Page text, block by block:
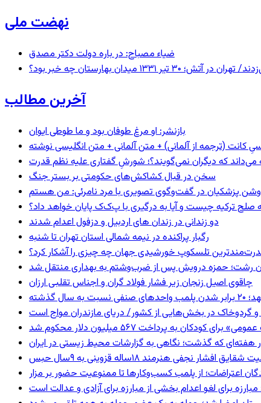
نهضت ملی
ضیاء مصباح: در باره دولت دکتر مصدق
میدان بهارستان چه خبر بود؟
آخرین مطالب
بازنشر: او مرغ طوفان بود و ما طوطی ایوان
(ترجمه از آلمانی) + متن آلمانی + متن انگلیسی نوشته
می‌داند که دیگران نمی‌گویند؟؛ شورشِ گفتاری علیه نظم قدرت
سخن در قبال کشاکش‌های حکومتی بر بستر جنگ
صلح ترکیه چیست و آیا به درگیری با پ‌ک‌ک پایان خواهد داد؟
دو زندانی در زندان های اردبیل و دزفول اعدام شدند
رگبار پراکنده در نیمه شمالی استان تهران تا شنبه
تلسکوپ خورشیدی جهان چه چیزی را آشکار کرد؟
رشت؛ حمزه درویش پس از ضرب‌وشتم به بهداری منتقل شد
چاقوی اصیل زنجان زیر فشار فولاد گران و اجناس تقلبی ارزان
صنفی نسبت به سال گذشته
و گردوخاک در بخش‌هایی از کشور/ دریای مازندران مواج است
کودکان به پرداخت ۵۶۷ میلیون دلار محکوم شد
هفته‌ای که گذشت؛ نگاهی به گزارشات محیط زیستی در ایران
افشار نجفی هنرمند ۱۸ساله قزوینی به ۹سال حبس
اعتراضات؛ از پلمب کسب‌وکارها تا ممنوعیت حضور بر مزار
برای لغو اعدام بخشی از مبارزه برای آزادی و عدالت است